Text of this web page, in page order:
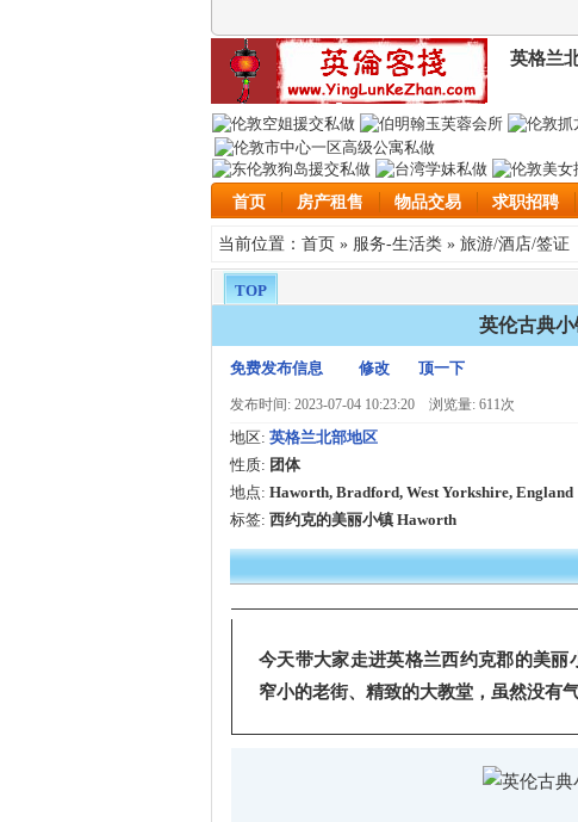
英格兰
首页 房产租售 物品交易 求职招聘
当前位置： 首页 » 服务-生活类 » 旅游/酒店/签证
TOP
英伦古典
免费发布信息 修改 顶一下
发布时间: 2023-07-04 10:23:20 浏览量: 611次
地区: 英格兰北部地区
性质: 团体
地点: Haworth, Bradford, West Yorkshire, England
标签: 西约克的美丽小镇 Haworth
今天带大家走进英格兰西约克郡的美
窄小的老街、精致的大教堂，虽然没有